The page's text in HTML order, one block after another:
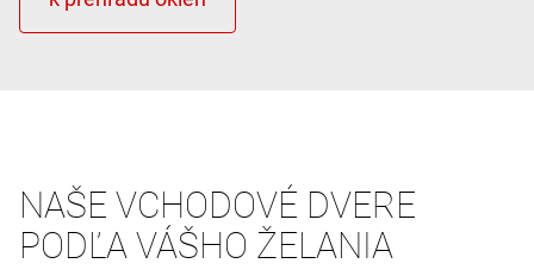
NAŠE VCHODOVÉ DVERE
PODĽA VÁŠHO ŽELANIA